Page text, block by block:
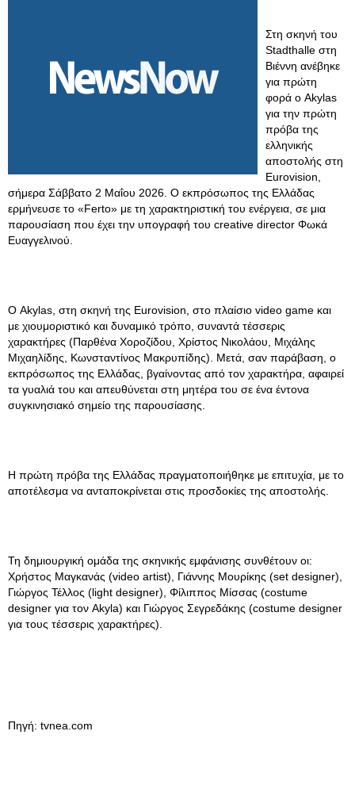
Στη σκηνή του
Stadthalle στη
Βιέννη ανέβηκε
για πρώτη
φορά ο Akylas
για την πρώτη
πρόβα της
ελληνικής
αποστολής στη
Eurovision,
σήμερα Σάββατο 2 Μαΐου 2026. Ο εκπρόσωπος της Ελλάδας
ερμήνευσε το «Ferto» με τη χαρακτηριστική του ενέργεια, σε μια
παρουσίαση που έχει την υπογραφή του creative director Φωκά
Ευαγγελινού.
Ο Akylas, στη σκηνή της Eurovision, στο πλαίσιο video game και
με χιουμοριστικό και δυναμικό τρόπο, συναντά τέσσερις
χαρακτήρες (Παρθένα Χοροζίδου, Χρίστος Νικολάου, Μιχάλης
Μιχαηλίδης, Κωνσταντίνος Μακρυπίδης). Μετά, σαν παράβαση, ο
εκπρόσωπος της Ελλάδας, βγαίνοντας από τον χαρακτήρα, αφαιρεί
τα γυαλιά του και απευθύνεται στη μητέρα του σε ένα έντονα
συγκινησιακό σημείο της παρουσίασης.
Η πρώτη πρόβα της Ελλάδας πραγματοποιήθηκε με επιτυχία, με το
αποτέλεσμα να ανταποκρίνεται στις προσδοκίες της αποστολής.
Τη δημιουργική ομάδα της σκηνικής εμφάνισης συνθέτουν οι:
Χρήστος Μαγκανάς (video artist), Γιάννης Μουρίκης (set designer),
Γιώργος Τέλλος (light designer), Φίλιππος Μίσσας (costume
designer για τον Akyla) και Γιώργος Σεγρεδάκης (costume designer
για τους τέσσερις χαρακτήρες).
Πηγή: tvnea.com